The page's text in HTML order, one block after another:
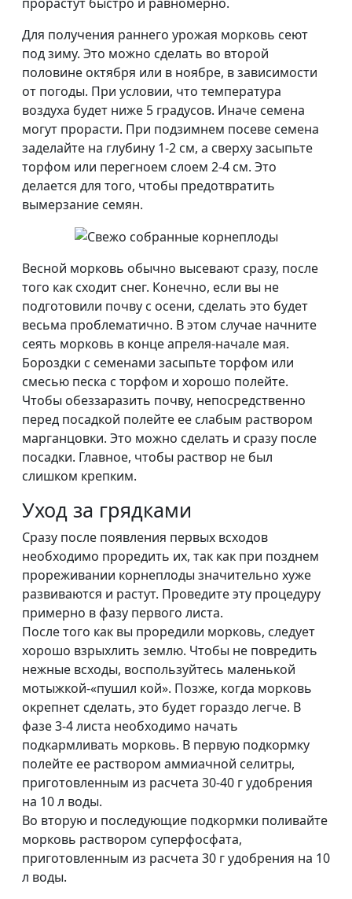
Для получения раннего урожая морковь сеют
под зиму. Это можно сделать во второй
половине октября или в ноябре, в зависимости
от погоды. При условии, что температура
воздуха будет ниже 5 градусов. Иначе семена
могут прорасти. При подзимнем посеве семена
заделайте на глубину 1-2 см, а сверху засыпьте
торфом или перегноем слоем 2-4 см. Это
делается для того, чтобы предотвратить
вымерзание семян.
Весной морковь обычно высевают сразу, после
того как сходит снег. Конечно, если вы не
подготовили почву с осени, сделать это будет
весьма проблематично. В этом случае начните
сеять морковь в конце апреля-начале мая.
Бороздки с семенами засыпьте торфом или
смесью песка с торфом и хорошо полейте.
Чтобы обеззаразить почву, непосредственно
перед посадкой полейте ее слабым раствором
марганцовки. Это можно сделать и сразу после
посадки. Главное, чтобы раствор не был
слишком крепким.
Уход за грядками
Сразу после появления первых всходов
необходимо проредить их, так как при позднем
прореживании корнеплоды значительно хуже
развиваются и растут. Проведите эту процедуру
примерно в фазу первого листа.
После того как вы проредили морковь, следует
хорошо взрыхлить землю. Чтобы не повредить
нежные всходы, воспользуйтесь маленькой
мотыжкой-«пушил кой». Позже, когда морковь
окрепнет сделать, это будет гораздо легче. В
фазе 3-4 листа необходимо начать
подкармливать морковь. В первую подкормку
полейте ее раствором аммиачной селитры,
приготовленным из расчета 30-40 г удобрения
на 10 л воды.
Во вторую и последующие подкормки поливайте
морковь раствором суперфосфата,
приготовленным из расчета 30 г удобрения на 10
л воды.